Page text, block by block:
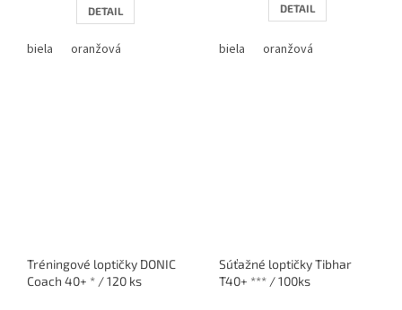
3,8
z
hviezdičiek.
DETAIL
biela oranžová
DETAIL
biela oranžová
Tréningové loptičky DONIC
Coach 40+ * / 120 ks
Súťažné loptičky Tibhar
T40+ *** / 100ks